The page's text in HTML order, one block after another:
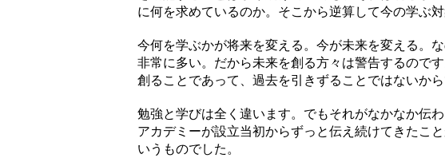
に何を求めているのか。そこから逆算して今の学ぶ
今何を学ぶかが将来を変える。今が未来を変える。
非常に多い。だから未来を創る方々は警告するので
創ることであって、過去を引きずることではないから
勉強と学びは全く違います。でもそれがなかなか伝
アカデミーが設立当初からずっと伝え続けてきたこ
いうものでした。